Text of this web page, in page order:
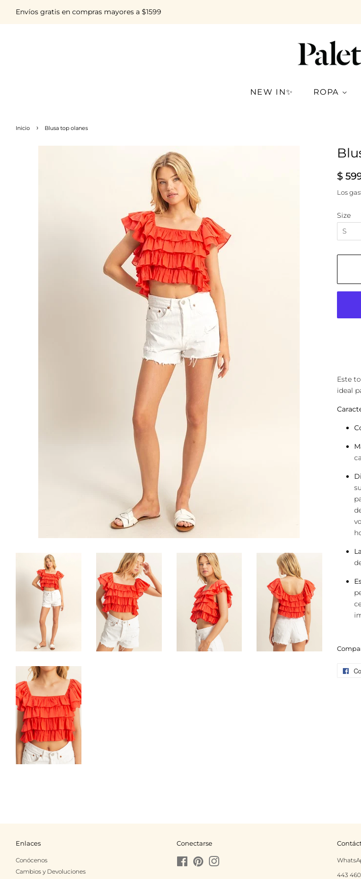
Envíos gratis en compras mayores a $1599
NEW IN✨ ROPA
Inicio › Blusa top olanes
Precio
$
Los
Size
Este
ideal
Enlaces
Conócenos
Cambios y Devoluciones
Conectarse
Facebook
PinterestInstagram
443